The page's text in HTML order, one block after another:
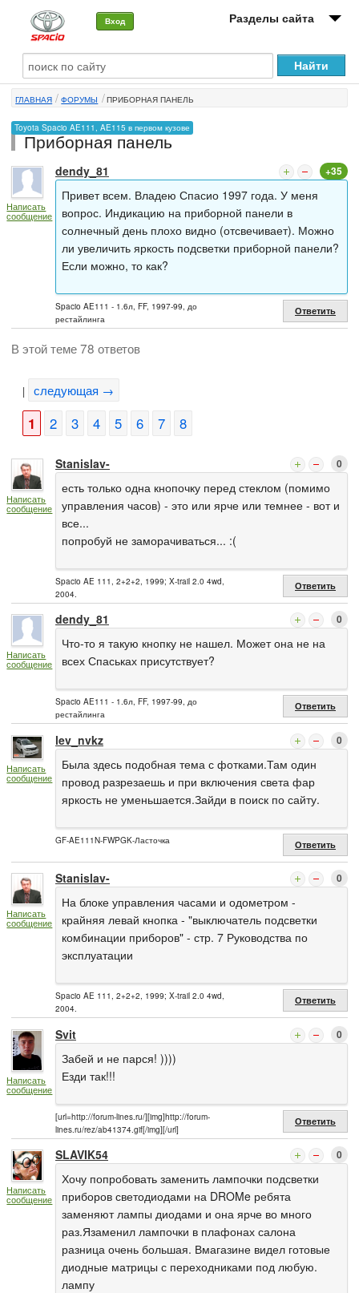
Вход Разделы сайта
О машине
Автоклуб
Форумы
Сервисы и услуги
Новости
ГЛАВНАЯ ФОРУМЫ ПРИБОРНАЯ ПАНЕЛЬ
Toyota Spacio AE111, AE115 в первом кузове
Приборная панель
Написать
сообщение
dendy_81 +35
Привет всем. Владею Спасио 1997 года. У меня
вопрос. Индикацию на приборной панели в
солнечный день плохо видно (отсвечивает). Можно
ли увеличить яркость подсветки приборной панели?
Если можно, то как?
Spacio AE111 - 1.6л, FF, 1997-99, до
рестайлинга
Ответить
В этой теме 78 ответов
| следующая →
1 2 3 4 5 6 7 8
Написать
сообщение
Stanislav- 0
есть только одна кнопочку перед стеклом (помимо
управления часов) - это или ярче или темнее - вот и
все...
попробуй не заморачиваться... :(
Spacio AE 111, 2+2+2, 1999; X-trail 2.0 4wd,
2004.
Ответить
Написать
сообщение
dendy_81 0
Что-то я такую кнопку не нашел. Может она не на
всех Спаськах присутствует?
Spacio AE111 - 1.6л, FF, 1997-99, до
рестайлинга
Ответить
Написать
сообщение
lev_nvkz 0
Была здесь подобная тема с фотками.Там один
провод разрезаешь и при включения света фар
яркость не уменьшается.Зайди в поиск по сайту.
GF-AE111N-FWPGK-Ласточка Ответить
Написать
сообщение
Stanislav- 0
На блоке управления часами и одометром -
крайняя левай кнопка - "выключатель подсветки
комбинации приборов" - стр. 7 Руководства по
эксплуатации
Spacio AE 111, 2+2+2, 1999; X-trail 2.0 4wd,
2004.
Ответить
Написать
сообщение
Svit 0
Забей и не парся! ))))
Езди так!!!
[url=http://forum-lines.ru/][img]http://forum-
lines.ru/rez/ab41374.gif[/img][/url]
Ответить
Написать
сообщение
SLAVIK54 0
Хочу попробовать заменить лампочки подсветки
приборов светодиодами на DROMe ребята
заменяют лампы диодами и она ярче во много
раз.Язаменил лампочки в плафонах салона
разница очень большая. Вмагазине видел готовые
диодные матрицы с переходниками под любую.
лампу